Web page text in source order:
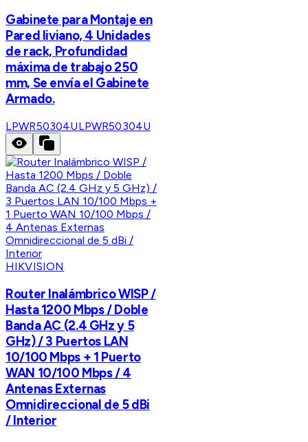
Gabinete para Montaje en
Pared liviano, 4 Unidades
de rack, Profundidad
máxima de trabajo 250
mm, Se envía el Gabinete
Armado.
LPWR50304ULPWR50304U
HIKVISION
Router Inalámbrico WISP /
Hasta 1200 Mbps / Doble
Banda AC (2.4 GHz y 5
GHz) / 3 Puertos LAN
10/100 Mbps + 1 Puerto
WAN 10/100 Mbps / 4
Antenas Externas
Omnidireccional de 5 dBi
/ Interior